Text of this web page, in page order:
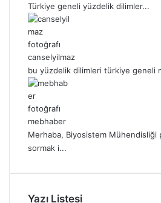
Türkiye geneli yüzdelik dilimler...
canselyilmaz
bu yüzdelik dilimleri türkiye geneli
mebhaber
Merhaba, Biyosistem Mühendisliği
sormak i...
Yazı Listesi